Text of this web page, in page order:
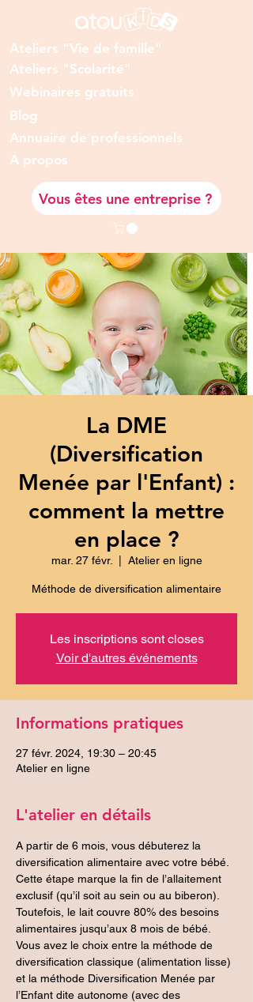
Ateliers "Vie de famille"
Ateliers "Scolarité"
Webinaires gratuits
Blog
Annuaire de professionnels
A propos
Vous êtes une entreprise ?
La DME
(Diversification
Menée par l'Enfant) :
comment la mettre
en place ?
mar. 27 févr. Atelier en ligne
Méthode de diversification alimentaire
Les inscriptions sont closes
Voir d'autres événements
Informations pratiques
27 févr. 2024, 19:30 – 20:45
Atelier en ligne
L'atelier en détails
A partir de 6 mois, vous débuterez la
diversification alimentaire avec votre bébé.
Cette étape marque la fin de l’allaitement
exclusif (qu’il soit au sein ou au biberon).
Toutefois, le lait couvre 80% des besoins
alimentaires jusqu’aux 8 mois de bébé.
Vous avez le choix entre la méthode de
diversification classique (alimentation lisse)
et la méthode Diversification Menée par
l’Enfant dite autonome (avec des